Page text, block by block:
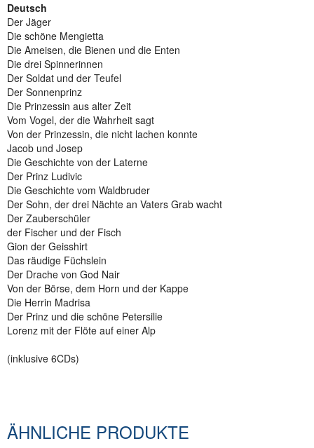
Deutsch
Der Jäger
Die schöne Mengietta
Die Ameisen, die Bienen und die Enten
Die drei Spinnerinnen
Der Soldat und der Teufel
Der Sonnenprinz
Die Prinzessin aus alter Zeit
Vom Vogel, der die Wahrheit sagt
Von der Prinzessin, die nicht lachen konnte
Jacob und Josep
Die Geschichte von der Laterne
Der Prinz Ludivic
Die Geschichte vom Waldbruder
Der Sohn, der drei Nächte an Vaters Grab wacht
Der Zauberschüler
der Fischer und der Fisch
Gion der Geisshirt
Das räudige Füchslein
Der Drache von God Nair
Von der Börse, dem Horn und der Kappe
Die Herrin Madrisa
Der Prinz und die schöne Petersilie
Lorenz mit der Flöte auf einer Alp
(inklusive 6CDs)
ÄHNLICHE PRODUKTE